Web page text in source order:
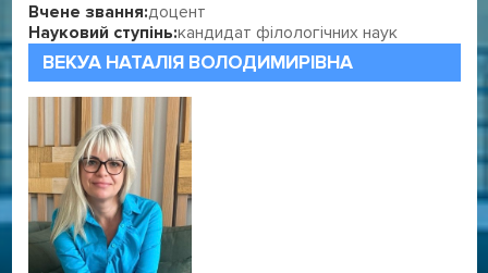
Вчене звання:доцент
Науковий ступінь:кандидат філологічних наук
ВЕКУА НАТАЛІЯ ВОЛОДИМИРІВНА